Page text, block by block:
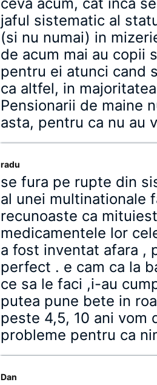
jaful sistematic al
(si nu numai) in
de acum mai au copii
pentru ei atunci cand
ca altfel, in
Pensionarii de maine
asta, pentru ca nu au
radu
se fura pe rupte din
al unei multinationale
recunoaste ca
medicamentele lor
a fost inventat afara ,
perfect . e cam ca la
ce sa le faci ,i-au
putea pune bete in
peste 4,5, 10 ani vom
probleme pentru ca
Dan